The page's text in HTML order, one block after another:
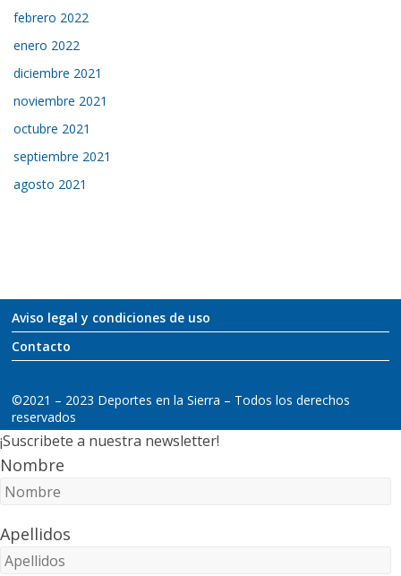
febrero 2022
enero 2022
diciembre 2021
noviembre 2021
octubre 2021
septiembre 2021
agosto 2021
Aviso legal y condiciones de uso
Contacto
©2021 – 2023 Deportes en la Sierra – Todos los derechos
reservados
¡Suscribete a nuestra newsletter!
Nombre
Apellidos